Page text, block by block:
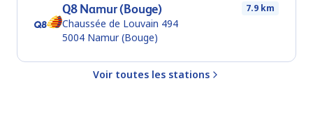
Q8 Namur (Bouge) 7.9 km
Chaussée de Louvain 494
5004 Namur (Bouge)
Voir toutes les stations